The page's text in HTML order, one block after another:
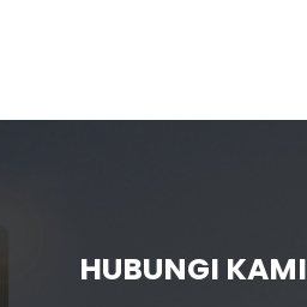
HUBUNGI KAMI